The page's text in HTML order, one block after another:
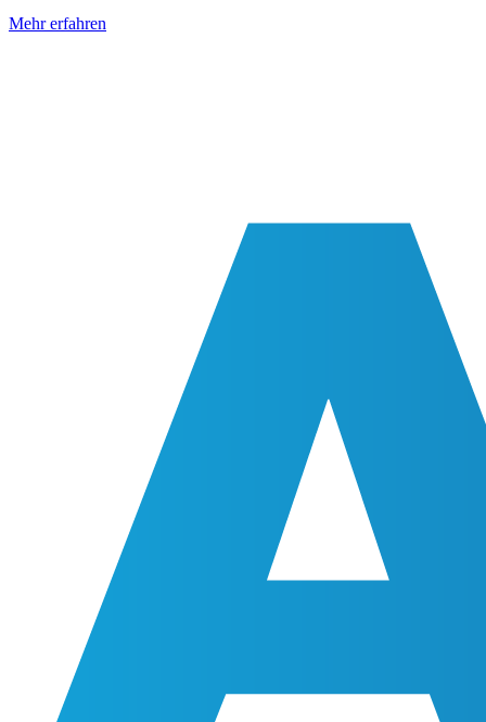
Mehr erfahren